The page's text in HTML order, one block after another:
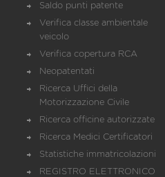
Saldo punti patente
Verifica classe ambientale
veicolo
Verifica copertura RCA
Neopatentati
Ricerca Uffici della
Motorizzazione Civile
Ricerca officine autorizzate
Ricerca Medici Certificatori
Statistiche immatricolazioni
REGISTRO ELETTRONICO